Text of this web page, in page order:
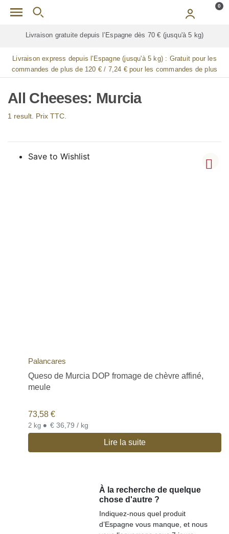
Skip to main content 0
Livraison gratuite depuis l’Espagne dès 70 € (jusqu'à 5 kg)
Livraison express depuis l'Espagne (jusqu'à 5 kg) : Gratuit pour les
commandes de plus de 120 € / 7,24 € pour les commandes de plus
de 90 € / 14,48 € pour les commandes de plus de 60 € / 21,72 € pour
les commandes de plus de 30 €
All Cheeses: Murcia
1 result. Prix TTC.
Save to Wishlist
Palancares
Queso de Murcia DOP fromage de chèvre affiné,
meule
73,58 €
2 kg • € 36,79 / kg
Lire la suite
À la recherche de quelque
chose d'autre ?
Indiquez-nous quel produit
d’Espagne vous manque, et nous